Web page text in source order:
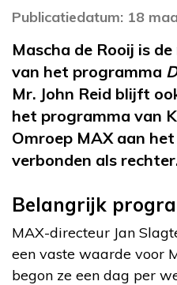
Publicatiedatum: 18
Mascha de Rooij is
van het programma
Mr. John Reid blijft
het programma van
Omroep MAX aan
verbonden als
Belangrijk
MAX-directeur Jan
een vaste waarde voor
begon ze een dag per